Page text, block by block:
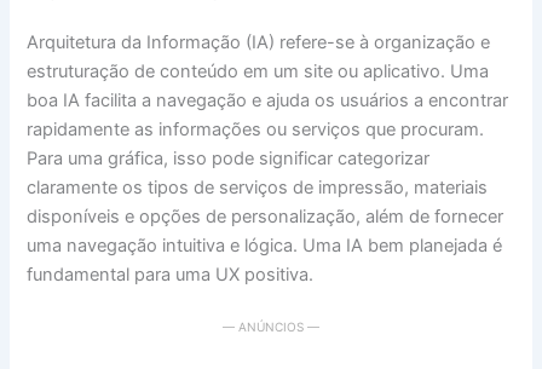
Arquitetura da Informação (IA) refere-se à organização e
estruturação de conteúdo em um site ou aplicativo. Uma
boa IA facilita a navegação e ajuda os usuários a encontrar
rapidamente as informações ou serviços que procuram.
Para uma gráfica, isso pode significar categorizar
claramente os tipos de serviços de impressão, materiais
disponíveis e opções de personalização, além de fornecer
uma navegação intuitiva e lógica. Uma IA bem planejada é
fundamental para uma UX positiva.
— ANÚNCIOS —